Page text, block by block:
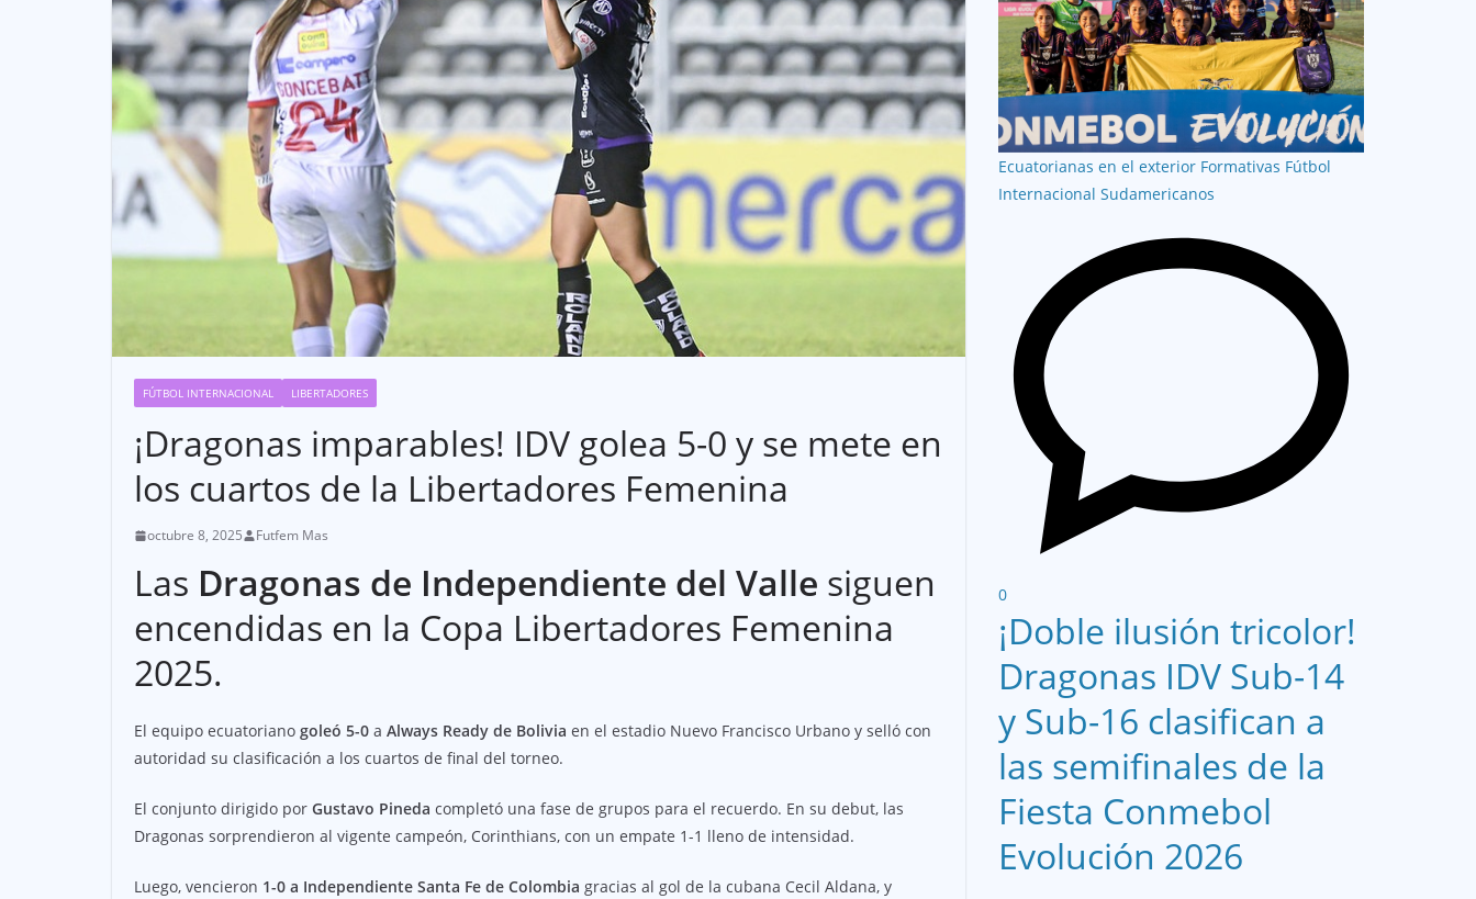
FÚTBOL INTERNACIONAL LIBERTADORES
¡Dragonas imparables! IDV golea 5-0 y se mete en
los cuartos de la Libertadores Femenina
octubre 8, 2025 Futfem Mas
Las Dragonas de Independiente del Valle siguen
encendidas en la Copa Libertadores Femenina
2025.
El equipo ecuatoriano goleó 5-0 a Always Ready de Bolivia en el estadio Nuevo Francisco Urbano y selló con
autoridad su clasificación a los cuartos de final del torneo.
El conjunto dirigido por Gustavo Pineda completó una fase de grupos para el recuerdo. En su debut, las
Dragonas sorprendieron al vigente campeón, Corinthians, con un empate 1-1 lleno de intensidad.
Luego, vencieron 1-0 a Independiente Santa Fe de Colombia gracias al gol de la cubana Cecil Aldana, y
Ecuatorianas en el exterior Formativas Fútbol
Internacional Sudamericanos
0
¡Doble ilusión tricolor!
Dragonas IDV Sub-14
y Sub-16 clasifican a
las semifinales de la
Fiesta Conmebol
Evolución 2026